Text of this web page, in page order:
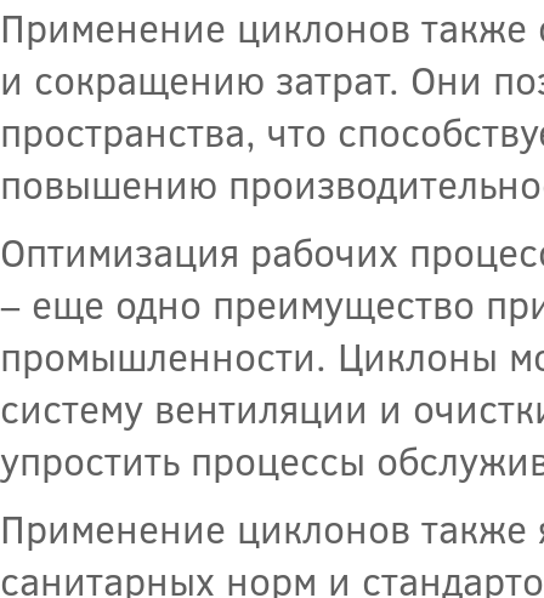
Применение циклонов также
и сокращению затрат. Они
пространства, что
повышению
Оптимизация рабочих
– еще одно преимущество
промышленности. Циклоны
систему вентиляции и
упростить процессы
Применение циклонов также
санитарных норм и